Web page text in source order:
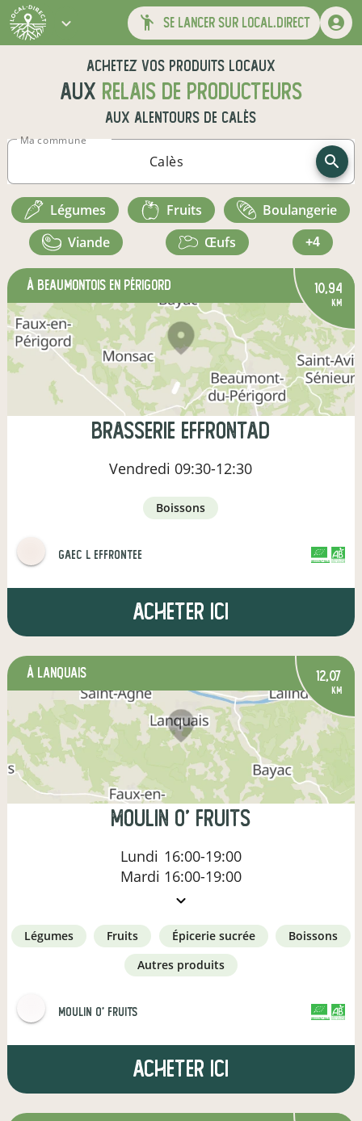
se lancer sur local.direct
Achetez vos produits locaux
aux relais de producteurs
aux alentours de Calès
Ma commune
légumes fruits
boulangerie
viande
œufs +4
à Beaumontois en Périgord 10,94
km
brasserie effrontad
Vendredi 09:30-12:30
boissons
gaec l effrontee CERTIFIÉ PAR FR-BIO-01
AGRICULTURE FRANCE
Acheter ici
à Lanquais 12,07
km
MOULIN O' FRUITS
Lundi 16:00-19:00
Mardi 16:00-19:00
légumes fruits épicerie sucrée
boissons
autres produits
MOULIN O' FRUITS CERTIFIÉ PAR FR-BIO-01
AGRICULTURE FRANCE
Acheter ici